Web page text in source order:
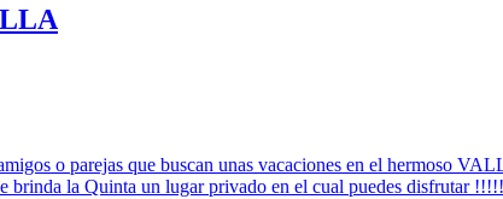
o parejas que buscan unas vacaciones en el hermoso
brinda la Quinta un lugar privado en el cual puedes disfrutar